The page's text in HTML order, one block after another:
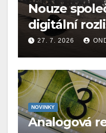
Nouze
digitální
27. 7. 2026
NOVINKY
Analogová